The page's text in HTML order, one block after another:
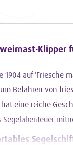
Klipper
1904 auf 'Friesche
Befahren von
eine reiche